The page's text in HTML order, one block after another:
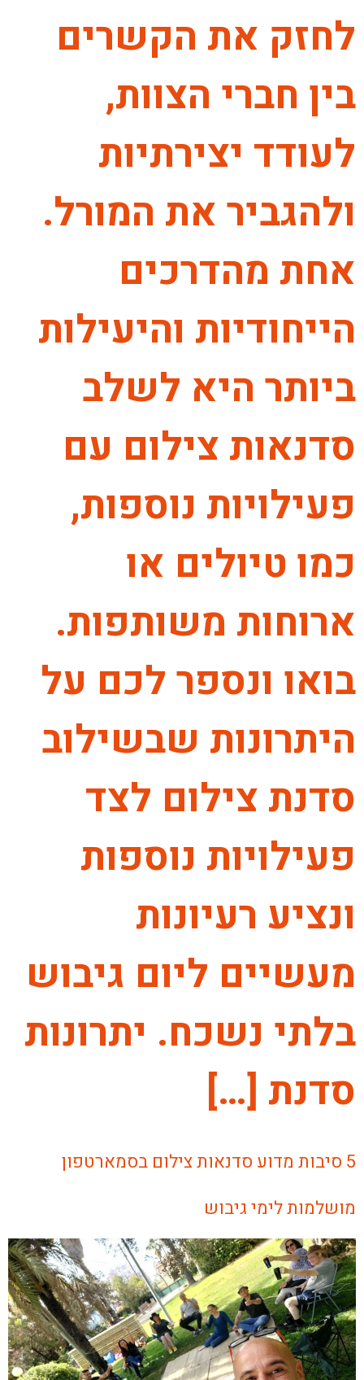
לחזק את הקשרים
בין חברי הצוות,
לעודד יצירתיות
ולהגביר את המורל.
אחת מהדרכים
הייחודיות והיעילות
ביותר היא לשלב
סדנאות צילום עם
פעילויות נוספות,
כמו טיולים או
ארוחות משותפות.
בואו ונספר לכם על
היתרונות שבשילוב
סדנת צילום לצד
פעילויות נוספות
ונציע רעיונות
מעשיים ליום גיבוש
בלתי נשכח. יתרונות
סדנת […]
5 סיבות מדוע סדנאות צילום בסמארטפון
מושלמות לימי גיבוש